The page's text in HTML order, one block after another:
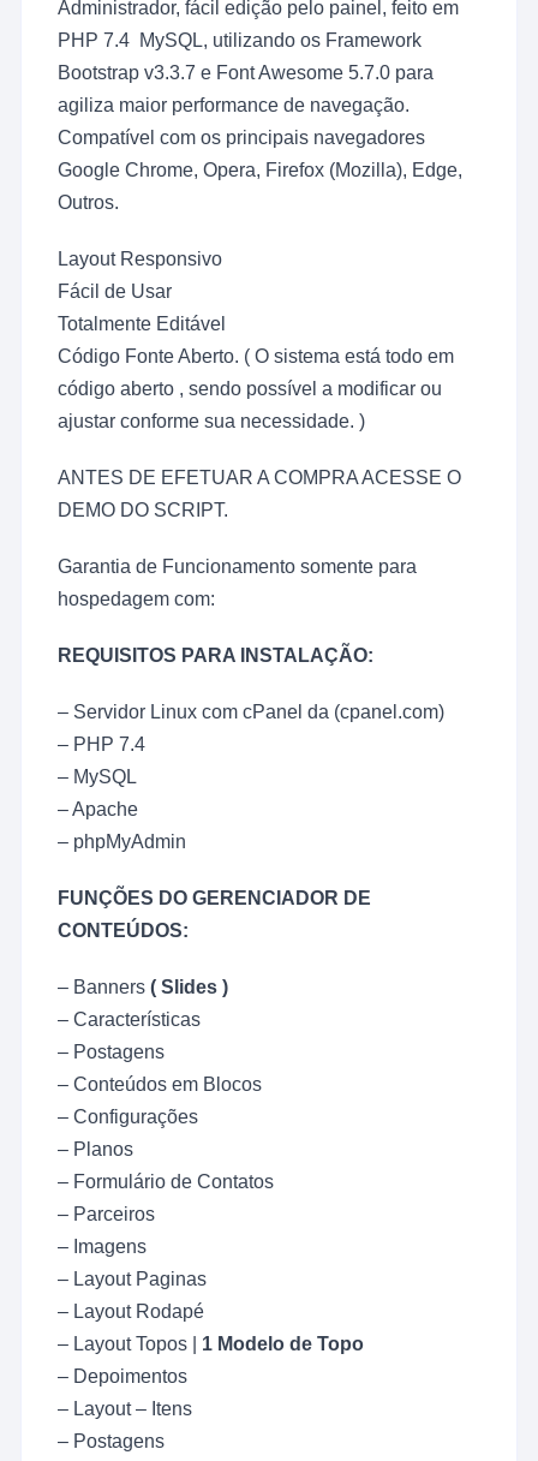
Administrador, fácil edição pelo painel, feito em
PHP 7.4 MySQL, utilizando os Framework
Bootstrap v3.3.7 e Font Awesome 5.7.0 para
agiliza maior performance de navegação.
Compatível com os principais navegadores
Google Chrome, Opera, Firefox (Mozilla), Edge,
Outros.
Layout Responsivo
Fácil de Usar
Totalmente Editável
Código Fonte Aberto. ( O sistema está todo em
código aberto , sendo possível a modificar ou
ajustar conforme sua necessidade. )
ANTES DE EFETUAR A COMPRA ACESSE O
DEMO DO SCRIPT.
Garantia de Funcionamento somente para
hospedagem com:
REQUISITOS PARA INSTALAÇÃO:
– Servidor Linux com cPanel da (cpanel.com)
– PHP 7.4
– MySQL
– Apache
– phpMyAdmin
FUNÇÕES DO GERENCIADOR DE
CONTEÚDOS:
– Banners( Slides )
– Características
– Postagens
– Conteúdos em Blocos
– Configurações
– Planos
– Formulário de Contatos
– Parceiros
– Imagens
– Layout Paginas
– Layout Rodapé
– Layout Topos | 1 Modelo de Topo
– Depoimentos
– Layout – Itens
– Postagens